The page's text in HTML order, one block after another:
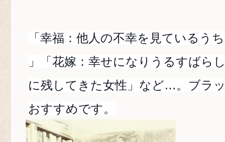
「幸福：他人の不幸を見ているう
」「花嫁：幸せになりうるすばら
に残してきた女性」など…。ブラ
おすすめです。